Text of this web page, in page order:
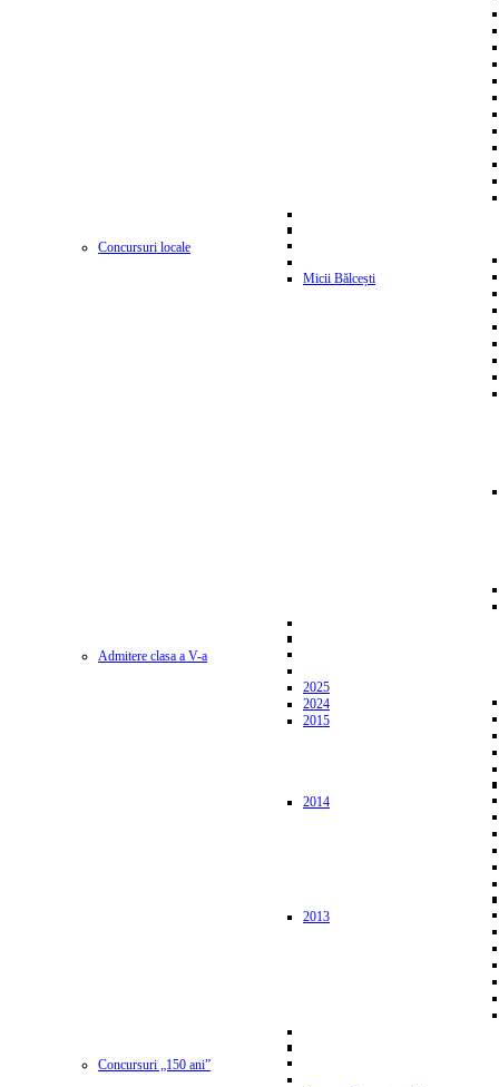
Concursuri locale
Micii Bălcești
Admitere clasa a V-a
2025
2024
2015
2014
2013
Concursuri „150 ani”